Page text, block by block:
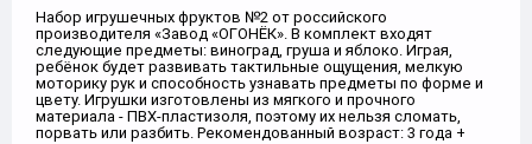
Набор игрушечных фруктов №2 от российского
производителя «Завод «ОГОНЁК». В комплект входят
следующие предметы: виноград, груша и яблоко. Играя,
ребёнок будет развивать тактильные ощущения, мелкую
моторику рук и способность узнавать предметы по форме и
цвету. Игрушки изготовлены из мягкого и прочного
материала - ПВХ-пластизоля, поэтому их нельзя сломать,
порвать или разбить. Рекомендованный возраст: 3 года +